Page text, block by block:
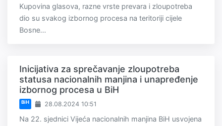
Kupovina glasova, razne vrste prevara i zloupotreba
dio su svakog izbornog procesa na teritoriji cijele
Bosne...
Inicijativa za sprečavanje zloupotreba
statusa nacionalnih manjina i unapređenje
izbornog procesa u BiH
BiH 28.08.2024 10:51
Na 22. sjednici Vijeća nacionalnih manjina BiH usvojena